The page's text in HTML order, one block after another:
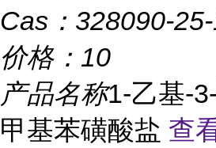
Cas： 328090-
价格： 10
产品名称1-乙基-
甲基苯磺酸盐 查